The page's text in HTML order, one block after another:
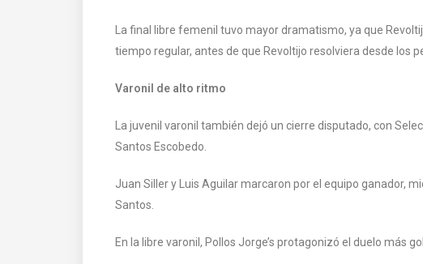
La final libre femenil tuvo mayor dramatismo, ya que
tiempo regular, antes de que Revoltijo resolviera desde los
Varonil de alto ritmo
La juvenil varonil también dejó un cierre disputado, con
Santos Escobedo.
Juan Siller y Luis Aguilar marcaron por el equipo ganador,
Santos.
En la libre varonil, Pollos Jorge’s protagonizó el duelo más